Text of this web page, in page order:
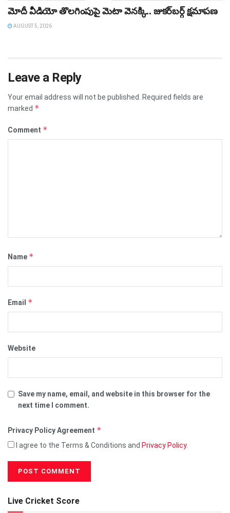
మోదీ వీడియో తొలగింపుపై మెటా వెనక్కి.. జుకర్‌బర్గ్ క్షమాపణ
AUGUST 5, 2026
Leave a Reply
Your email address will not be published.
Required fields are
marked *
Comment *
Name *
Email *
Website
Save my name, email, and website in this browser for the
next time I comment.
Privacy Policy Agreement *
I agree to the Terms & Conditions and Privacy Policy.
Live Cricket Score